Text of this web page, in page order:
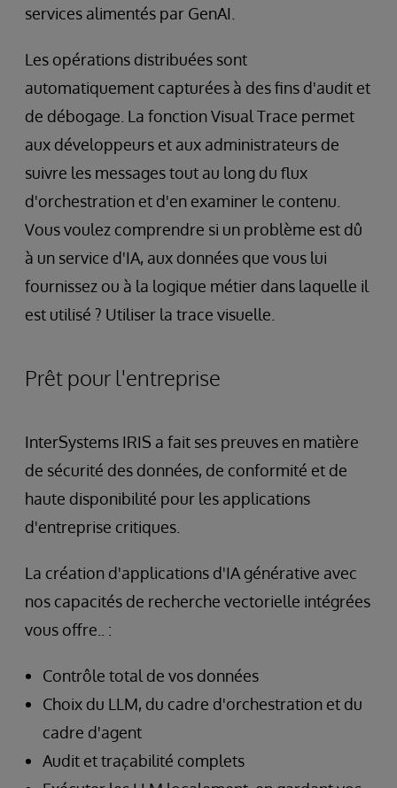
services alimentés par GenAI.
Les opérations distribuées sont
automatiquement capturées à des fins d'audit et
de débogage. La fonction Visual Trace permet
aux développeurs et aux administrateurs de
suivre les messages tout au long du flux
d'orchestration et d'en examiner le contenu.
Vous voulez comprendre si un problème est dû
à un service d'IA, aux données que vous lui
fournissez ou à la logique métier dans laquelle il
est utilisé ? Utiliser la trace visuelle.
Prêt pour l'entreprise
InterSystems IRIS a fait ses preuves en matière
de sécurité des données, de conformité et de
haute disponibilité pour les applications
d'entreprise critiques.
La création d'applications d'IA générative avec
nos capacités de recherche vectorielle intégrées
vous offre.. :
Contrôle total de vos données
Choix du LLM, du cadre d'orchestration et du
cadre d'agent
Audit et traçabilité complets